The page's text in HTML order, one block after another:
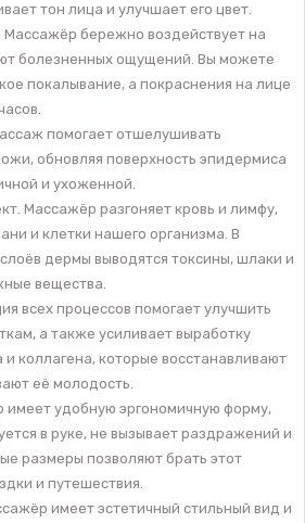
тон лица и улучшает его цвет.
бережно воздействует на
болезненных ощущений. Вы можете
покалывание, а покраснения на лице
помогает отшелушивать
обновляя поверхность эпидермиса
и ухоженной.
Массажёр разгоняет кровь и лимфу,
и клетки нашего организма. В
дермы выводятся токсины, шлаки и
вещества.
всех процессов помогает улучшить
а также усиливает выработку
и коллагена, которые восстанавливают
её молодость.
имеет удобную эргономичную форму,
в руке, не вызывает раздражений и
размеры позволяют брать этот
и путешествия.
имеет эстетичный стильный вид и